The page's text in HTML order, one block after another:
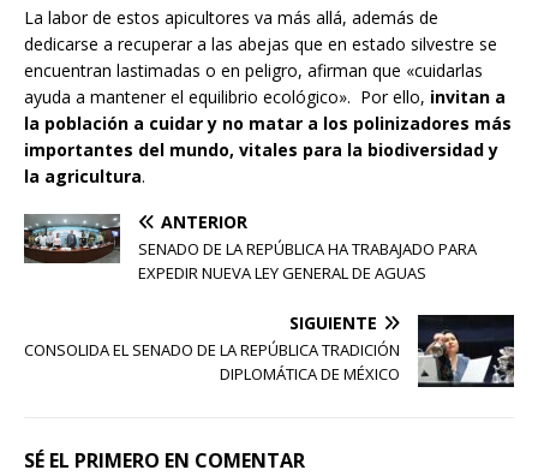
La labor de estos apicultores va más allá, además de
dedicarse a recuperar a las abejas que en estado silvestre se
encuentran lastimadas o en peligro, afirman que «cuidarlas
ayuda a mantener el equilibrio ecológico». Por ello, invitan a
la población a cuidar y no matar a los polinizadores más
importantes del mundo, vitales para la biodiversidad y
la agricultura.
ANTERIOR
SENADO DE LA REPÚBLICA HA TRABAJADO PARA
EXPEDIR NUEVA LEY GENERAL DE AGUAS
SIGUIENTE
CONSOLIDA EL SENADO DE LA REPÚBLICA TRADICIÓN
DIPLOMÁTICA DE MÉXICO
SÉ EL PRIMERO EN COMENTAR